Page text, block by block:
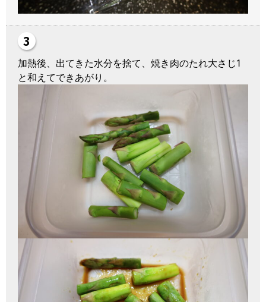
加熱後、出てきた水分を捨て、焼き肉のたれ大さじ1
と和えてできあがり。